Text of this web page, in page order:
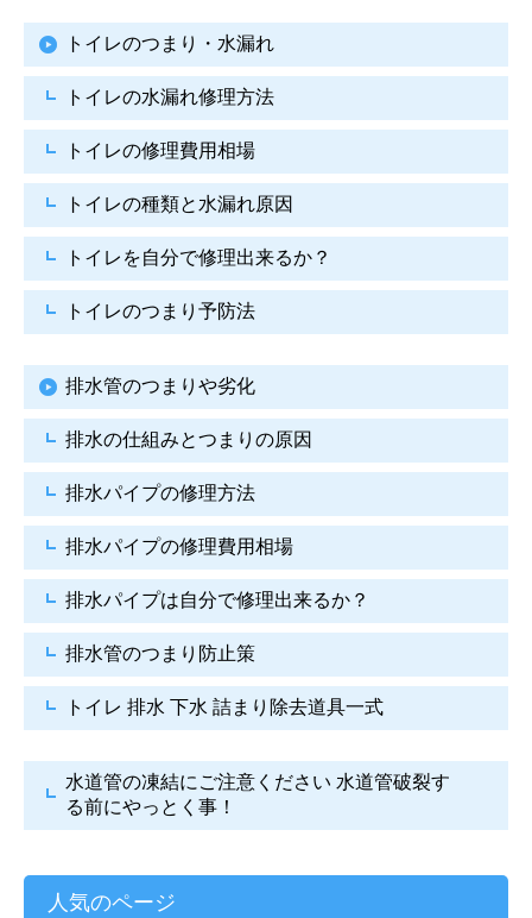
トイレのつまり・水漏れ
トイレの水漏れ修理方法
トイレの修理費用相場
トイレの種類と水漏れ原因
トイレを自分で修理出来るか？
トイレのつまり予防法
排水管のつまりや劣化
排水の仕組みとつまりの原因
排水パイプの修理方法
排水パイプの修理費用相場
排水パイプは自分で修理出来るか？
排水管のつまり防止策
トイレ 排水 下水 詰まり除去道具一式
水道管の凍結にご注意ください 水道管破裂す
る前にやっとく事！
人気のページ